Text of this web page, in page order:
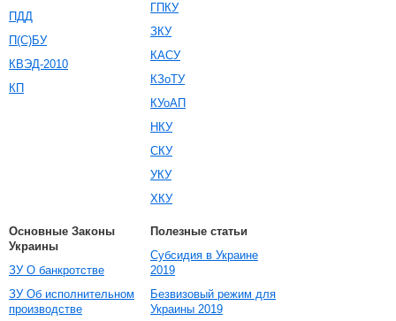
ПДД
П(С)БУ
КВЭД-2010
КП
ГПКУ
ЗКУ
КАСУ
КЗоТУ
КУоАП
НКУ
СКУ
УКУ
ХКУ
Основные Законы
Украины
ЗУ О банкротстве
ЗУ Об исполнительном
производстве
Полезные статьи
Субсидия в Украине
2019
Безвизовый режим для
Украины 2019